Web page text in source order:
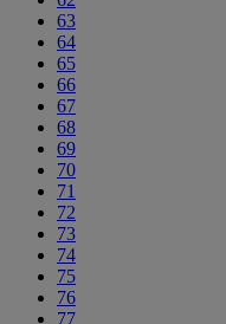
63
64
65
66
67
68
69
70
71
72
73
74
75
76
77